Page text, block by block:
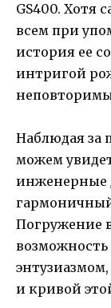
GS400. Хотя
всем при
история ее
интригой
Наблюдая за
можем
инженерные
Погружение
и кривой